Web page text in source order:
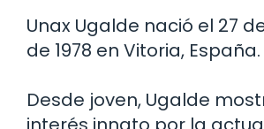
Unax Ugalde nació el 27
de 1978 en Vitoria, España.
Desde joven, Ugalde